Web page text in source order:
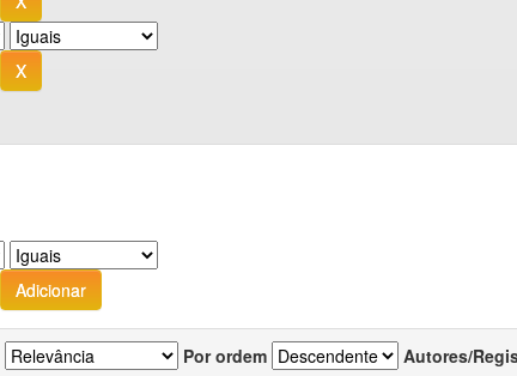
Por ordem Autores/